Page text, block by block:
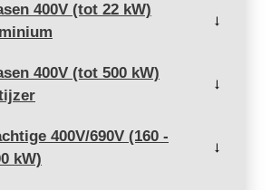
400V (tot 22 kW)
→
400V (tot 500 kW)
→
400V/690V (160 -
kW)
→